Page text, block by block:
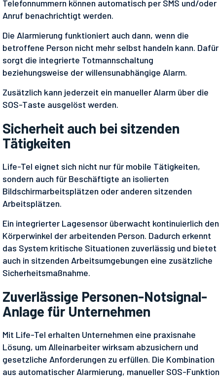
Telefonnummern können automatisch per SMS und/oder
Anruf benachrichtigt werden.
Die Alarmierung funktioniert auch dann, wenn die
betroffene Person nicht mehr selbst handeln kann. Dafür
sorgt die integrierte Totmannschaltung
beziehungsweise der willensunabhängige Alarm.
Zusätzlich kann jederzeit ein manueller Alarm über die
SOS-Taste ausgelöst werden.
Sicherheit auch bei sitzenden
Tätigkeiten
Life-Tel eignet sich nicht nur für mobile Tätigkeiten,
sondern auch für Beschäftigte an isolierten
Bildschirmarbeitsplätzen oder anderen sitzenden
Arbeitsplätzen.
Ein integrierter Lagesensor überwacht kontinuierlich den
Körperwinkel der arbeitenden Person. Dadurch erkennt
das System kritische Situationen zuverlässig und bietet
auch in sitzenden Arbeitsumgebungen eine zusätzliche
Sicherheitsmaßnahme.
Zuverlässige Personen-Notsignal-
Anlage für Unternehmen
Mit Life-Tel erhalten Unternehmen eine praxisnahe
Lösung, um Alleinarbeiter wirksam abzusichern und
gesetzliche Anforderungen zu erfüllen. Die Kombination
aus automatischer Alarmierung, manueller SOS-Funktion